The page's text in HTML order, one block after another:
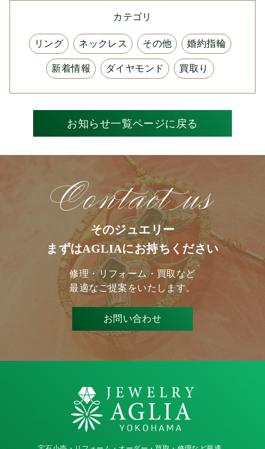
カテゴリ
リング ネックレス その他 婚約指輪
新着情報 ダイヤモンド 買取り
お知らせ一覧ページに戻る
そのジュエリー
まずはAGLIAにお持ちください
修理・リフォーム・買取など
最適なご提案をいたします。
お問い合わせ